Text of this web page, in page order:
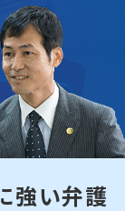
強い弁護